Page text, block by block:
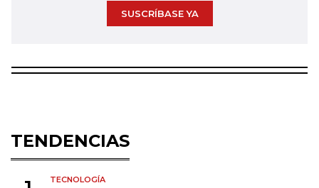
SUSCRÍBASE YA
TENDENCIAS
TECNOLOGÍA